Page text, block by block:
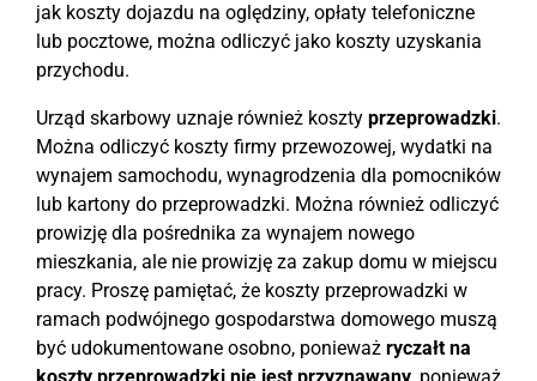
jak koszty dojazdu na oględziny, opłaty telefoniczne
lub pocztowe, można odliczyć jako koszty uzyskania
przychodu.
Urząd skarbowy uznaje również koszty przeprowadzki.
Można odliczyć koszty firmy przewozowej, wydatki na
wynajem samochodu, wynagrodzenia dla pomocników
lub kartony do przeprowadzki. Można również odliczyć
prowizję dla pośrednika za wynajem nowego
mieszkania, ale nie prowizję za zakup domu w miejscu
pracy. Proszę pamiętać, że koszty przeprowadzki w
ramach podwójnego gospodarstwa domowego muszą
być udokumentowane osobno, ponieważ ryczałt na